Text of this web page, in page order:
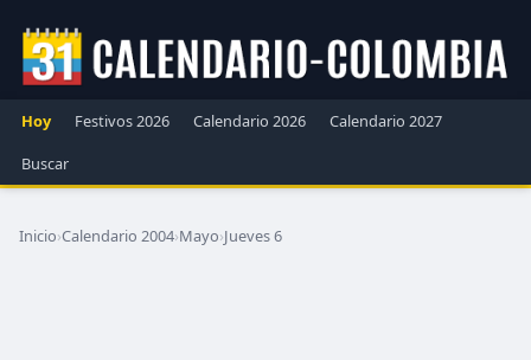
Hoy Festivos 2026 Calendario 2026
Calendario 2027
Buscar
Inicio›Calendario 2004›Mayo›Jueves 6